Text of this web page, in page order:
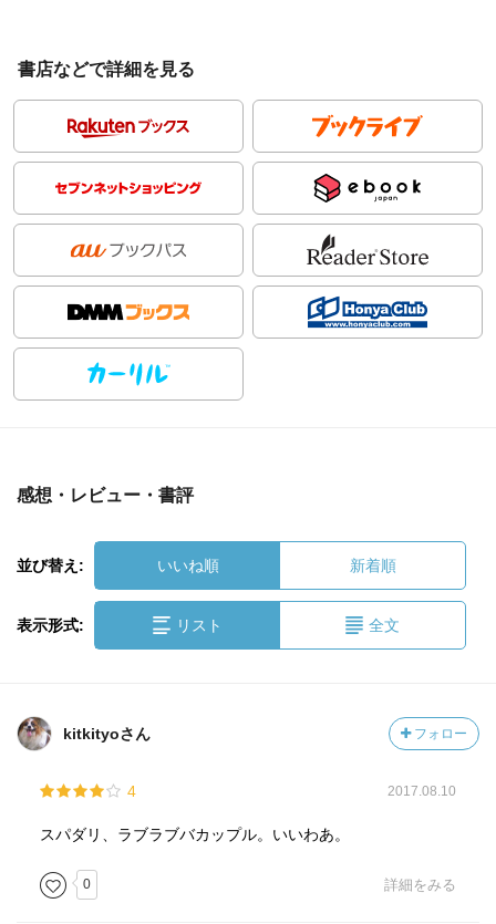
書店などで詳細を見る
感想・レビュー・書評
並び替え: いいね順 新着順
表示形式: リスト 全文
kitkityoさん フォロー
4 2017.08.10
スパダリ、ラブラブバカップル。いいわあ。
0 詳細をみる